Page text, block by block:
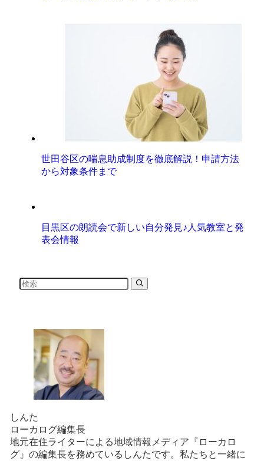
世田谷区の喘息助成制度を徹底解説！申請方法
から対象条件まで
目黒区の朗読会で新しい自分発見♪人気教室と発
表会情報
しんた
ローカログ編集長
地元在住ライターによる地域情報メディア『ローカロ
グ』の編集長を務めているしんたです。私たちと一緒に